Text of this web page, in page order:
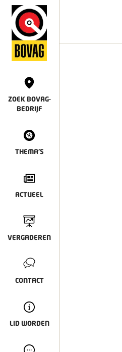
ZOEK BOVAG-
BEDRIJF
THEMA'S
ACTUEEL
VERGADEREN
CONTACT
LID WORDEN